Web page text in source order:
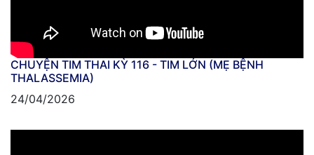
CHUYỆN TIM THAI KỲ 116 - TIM LỚN (MẸ BỆNH
THALASSEMIA)
24/04/2026